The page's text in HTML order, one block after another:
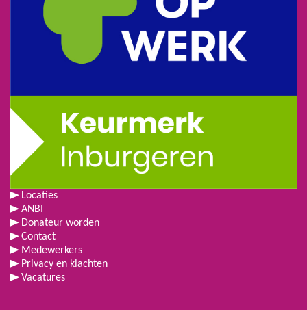
Locaties
ANBI
Donateur worden
Contact
Medewerkers
Privacy en klachten
Vacatures